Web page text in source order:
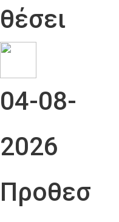
θέσει
04-08-
2026
Προθεσ